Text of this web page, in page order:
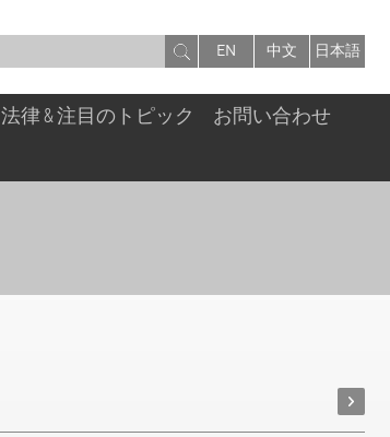
EN 中文 日本語
法律 & 注目のトピック お問い合わせ